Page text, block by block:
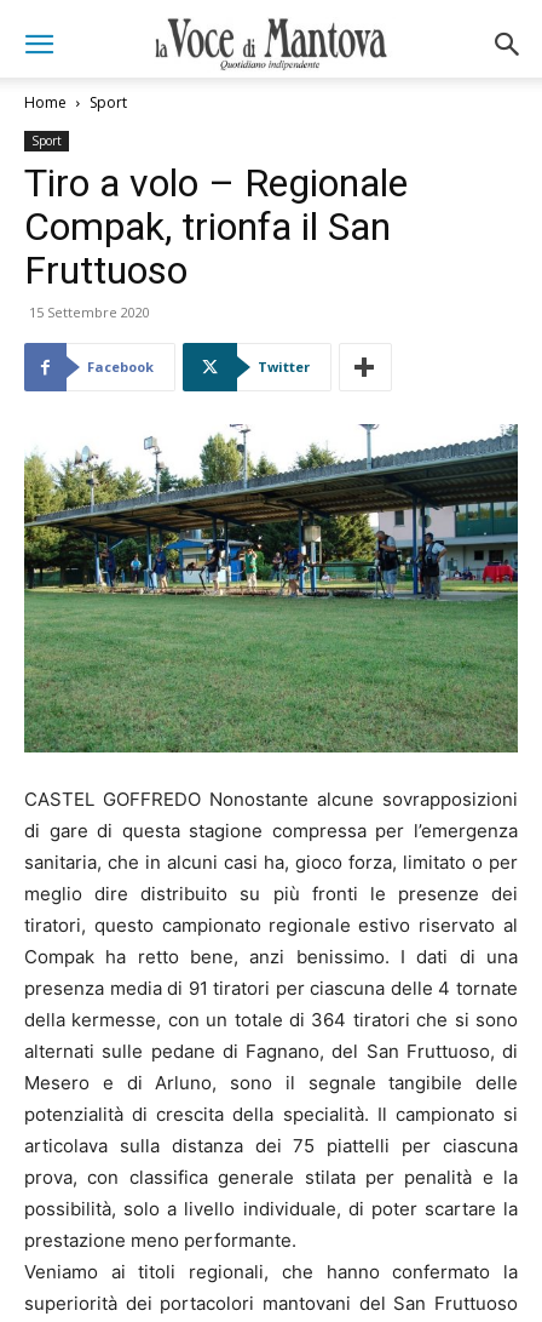
Home Sport
Sport
Tiro a volo – Regionale
Compak, trionfa il San
Fruttuoso
15 Settembre 2020
Facebook Twitter
CASTEL GOFFREDO Nonostante alcune sovrapposizioni
di gare di questa stagione compressa per l’emergenza
sanitaria, che in alcuni casi ha, gioco forza, limitato o per
meglio dire distribuito su più fronti le presenze dei
tiratori, questo campionato regionale estivo riservato al
Compak ha retto bene, anzi benissimo. I dati di una
presenza media di 91 tiratori per ciascuna delle 4 tornate
della kermesse, con un totale di 364 tiratori che si sono
alternati sulle pedane di Fagnano, del San Fruttuoso, di
Mesero e di Arluno, sono il segnale tangibile delle
potenzialità di crescita della specialità. Il campionato si
articolava sulla distanza dei 75 piattelli per ciascuna
prova, con classifica generale stilata per penalità e la
possibilità, solo a livello individuale, di poter scartare la
prestazione meno performante.
Veniamo ai titoli regionali, che hanno confermato la
superiorità dei portacolori mantovani del San Fruttuoso